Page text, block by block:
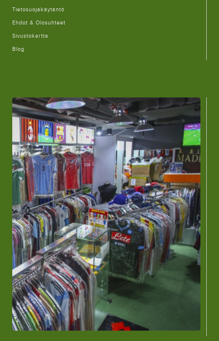
Tietosuojakäytäntö
Ehdot & Olosuhteet
Sivustokartta
Blog